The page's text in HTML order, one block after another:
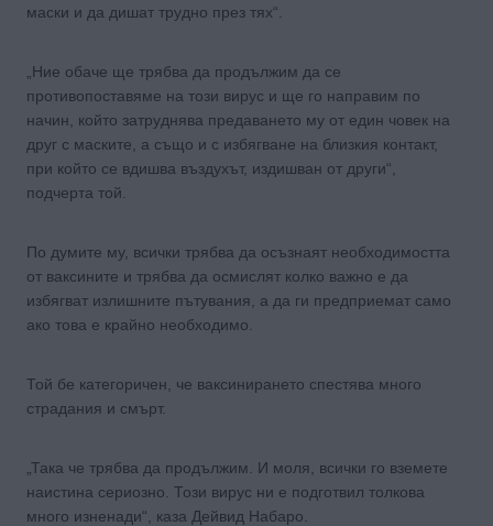
маски и да дишат трудно през тях“.
„Ние обаче ще трябва да продължим да се
противопоставяме на този вирус и ще го направим по
начин, който затруднява предаването му от един човек на
друг с маските, а също и с избягване на близкия контакт,
при който се вдишва въздухът, издишван от други“,
подчерта той.
По думите му, всички трябва да осъзнаят необходимостта
от ваксините и трябва да осмислят колко важно е да
избягват излишните пътувания, а да ги предприемат само
ако това е крайно необходимо.
Той бе категоричен, че ваксинирането спестява много
страдания и смърт.
„Така че трябва да продължим. И моля, всички го вземете
наистина сериозно. Този вирус ни е подготвил толкова
много изненади“, каза Дейвид Набаро.